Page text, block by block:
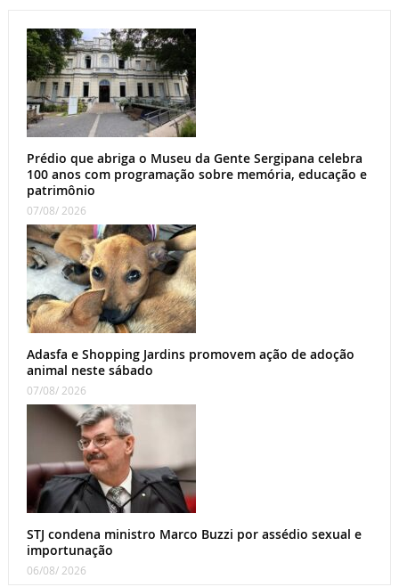
Prédio que abriga o Museu da Gente Sergipana celebra
100 anos com programação sobre memória, educação e
patrimônio
07/08/ 2026
Adasfa e Shopping Jardins promovem ação de adoção
animal neste sábado
07/08/ 2026
STJ condena ministro Marco Buzzi por assédio sexual e
importunação
06/08/ 2026